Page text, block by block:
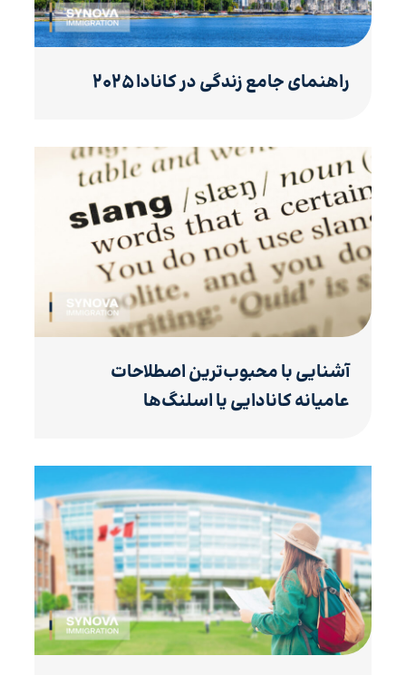
راهنمای جامع زندگی در کانادا ۲۰۲۵
آشنایی با محبوب‌ترین اصطلاحات
عامیانه کانادایی یا اسلنگ‌ها